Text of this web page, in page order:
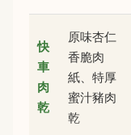
快
車
肉
乾
原味杏仁
香脆肉
紙、特厚
蜜汁豬肉
乾